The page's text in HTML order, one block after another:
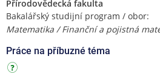
Přírodovědecká fakulta
Bakalářský studijní program / obor:
Matematika / Finanční a pojistná
Práce na příbuzné téma